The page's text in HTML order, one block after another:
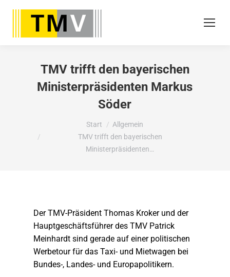
TMV trifft den bayerischen
Ministerpräsidenten Markus
Söder
Sie befinden sich hier:
Start
Allgemein
TMV trifft den bayerischen
Ministerpräsidenten…
Der TMV-Präsident Thomas Kroker und der
Hauptgeschäftsführer des TMV Patrick
Meinhardt sind gerade auf einer politischen
Werbetour für das Taxi- und Mietwagen bei
Bundes-, Landes- und Europapolitikern.